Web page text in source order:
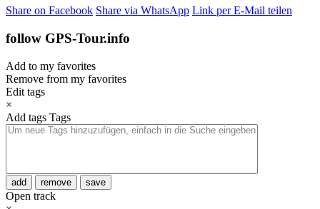
Share on Facebook Share via WhatsApp Link per E-Mail teilen
follow GPS-Tour.info
Add to my favorites
Remove from my favorites
Edit tags
×
Add tags Tags
add remove save
Open track